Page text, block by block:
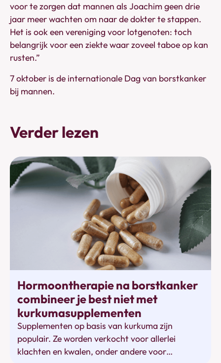
voor te zorgen dat mannen als Joachim geen drie
jaar meer wachten om naar de dokter te stappen.
Het is ook een vereniging voor lotgenoten: toch
belangrijk voor een ziekte waar zoveel taboe op kan
rusten.”
7 oktober is de internationale Dag van borstkanker
bij mannen.
Verder lezen
Hormoontherapie na borstkanker
combineer je best niet met
kurkumasupplementen
Supplementen op basis van kurkuma zijn
populair. Ze worden verkocht voor allerlei
klachten en kwalen, onder andere voor